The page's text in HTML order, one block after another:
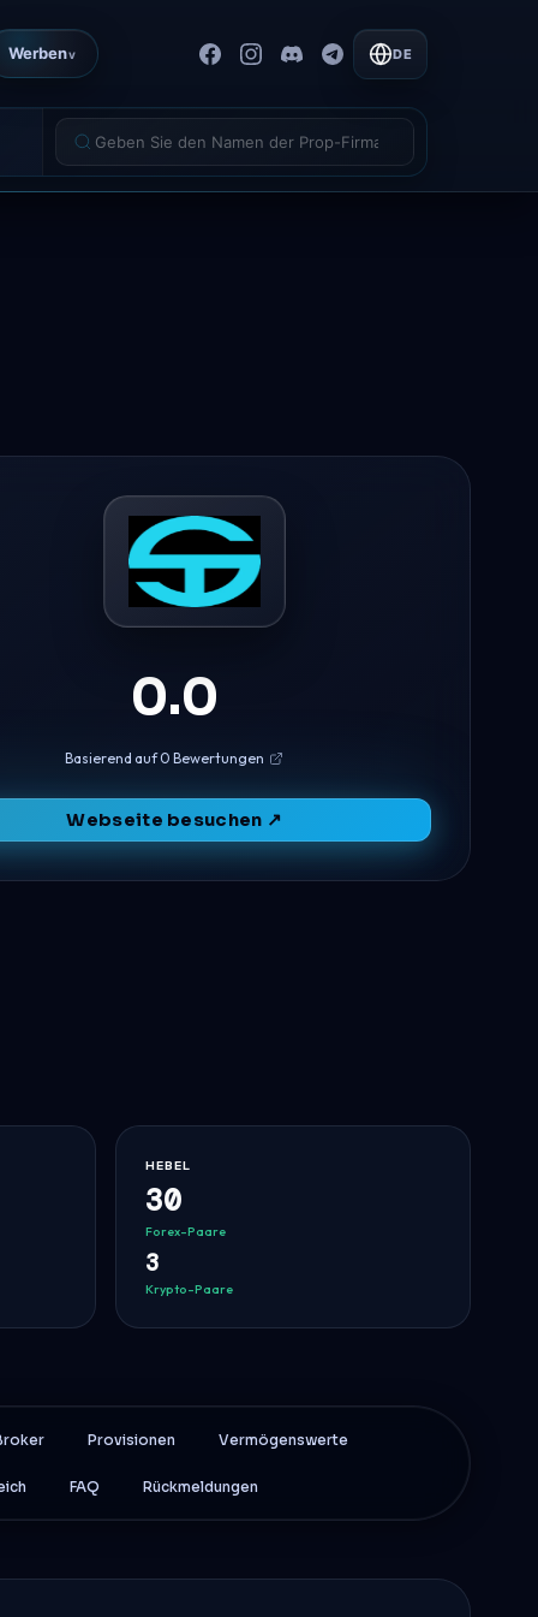
Werbenv DE
0.0
Basierend auf 0 Bewertungen
Webseite besuchen ↗
HEBEL
30
Forex-Paare
3
Krypto-Paare
Provisionen Vermögenswerte
FAQ Rückmeldungen